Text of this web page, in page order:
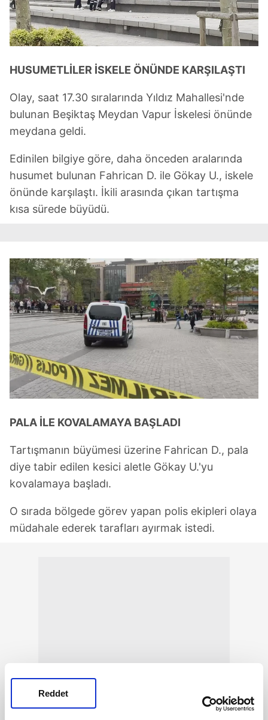
Reddet
HUSUMETLİLER İSKELE ÖNÜNDE KARŞILAŞTI
Olay, saat 17.30 sıralarında Yıldız Mahallesi'nde
bulunan Beşiktaş Meydan Vapur İskelesi önünde
meydana geldi.
Edinilen bilgiye göre, daha önceden aralarında
husumet bulunan Fahrican D. ile Gökay U., iskele
önünde karşılaştı. İkili arasında çıkan tartışma
kısa sürede büyüdü.
PALA İLE KOVALAMAYA BAŞLADI
Tartışmanın büyümesi üzerine Fahrican D., pala
diye tabir edilen kesici aletle Gökay U.'yu
kovalamaya başladı.
O sırada bölgede görev yapan polis ekipleri olaya
müdahale ederek tarafları ayırmak istedi.